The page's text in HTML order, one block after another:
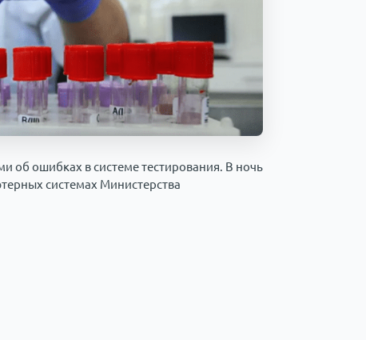
ошибках в системе тестирования. В ночь
системах Министерства